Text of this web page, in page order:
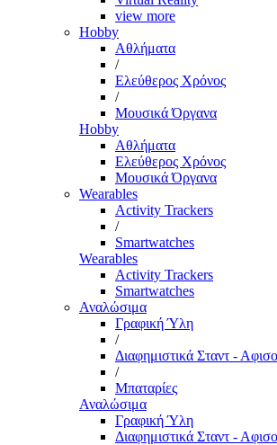
view more
Hobby
Αθλήματα
/
Ελεύθερος Χρόνος
/
Μουσικά Όργανα
Hobby
Αθλήματα
Ελεύθερος Χρόνος
Μουσικά Όργανα
Wearables
Activity Trackers
/
Smartwatches
Wearables
Activity Trackers
Smartwatches
Αναλώσιμα
Γραφική Ύλη
/
Διαφημιστικά Σταντ -
/
Μπαταρίες
Αναλώσιμα
Γραφική Ύλη
Διαφημιστικά Σταντ -